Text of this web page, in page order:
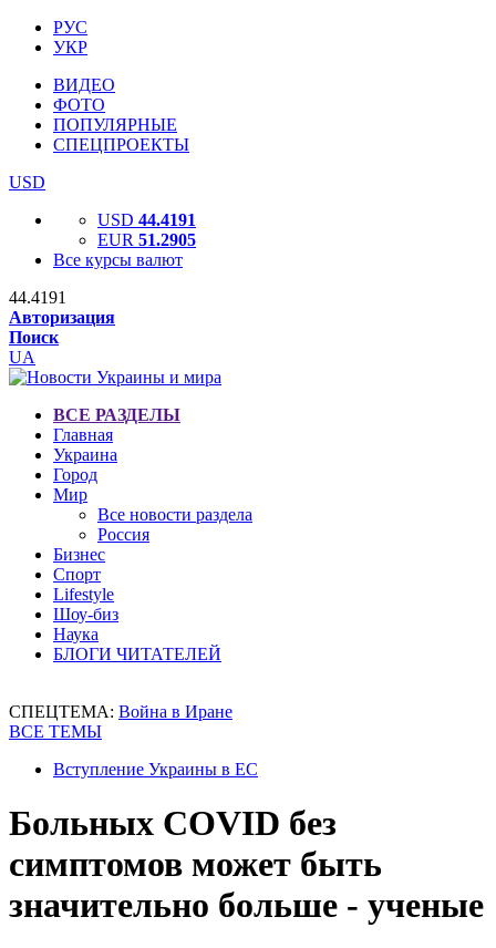
РУС
УКР
ВИДЕО
ФОТО
ПОПУЛЯРНЫЕ
СПЕЦПРОЕКТЫ
USD
USD 44.4191
EUR 51.2905
Все курсы валют
44.4191
Авторизация
Поиск
UA
ВСЕ РАЗДЕЛЫ
Главная
Украина
Город
Мир
Все новости раздела
Россия
Бизнес
Спорт
Lifestyle
Шоу-биз
Наука
БЛОГИ ЧИТАТЕЛЕЙ
СПЕЦТЕМА: Война в Иране
ВСЕ ТЕМЫ
Вступление Украины в ЕС
Больных COVID без
симптомов может быть
значительно больше - ученые